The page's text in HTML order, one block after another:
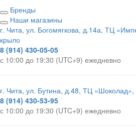
Бренды
Наши магазины
г. Чита, ул. Богомягкова, д.14а, ТЦ
крыло
8 (914) 430-05-05
с 10:00 до 19:30 (UTC+9) ежедневно
г. Чита, ул. Бутина, д.48, ТЦ
8 (914) 430-53-95
с 10:00 до 19:30 (UTC+9) ежедневно